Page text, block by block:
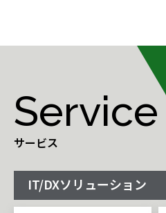
Service
サービス
IT/DXソリューション